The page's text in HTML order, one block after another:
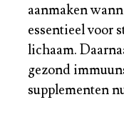
aanmaken
essentieel voor
lichaam.
gezond
supplementen